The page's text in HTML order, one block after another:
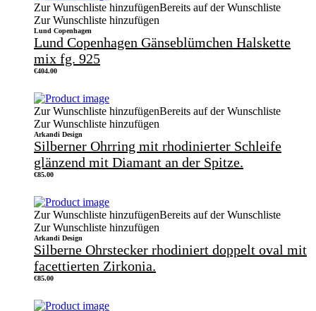
Zur Wunschliste hinzufügenBereits auf der Wunschliste
Zur Wunschliste hinzufügen
Lund Copenhagen
Lund Copenhagen Gänseblümchen Halskette
mix fg. 925
€404.00
Zur Wunschliste hinzufügenBereits auf der Wunschliste
Zur Wunschliste hinzufügen
Arkandi Design
Silberner Ohrring mit rhodinierter Schleife
glänzend mit Diamant an der Spitze.
€85.00
Zur Wunschliste hinzufügenBereits auf der Wunschliste
Zur Wunschliste hinzufügen
Arkandi Design
Silberne Ohrstecker rhodiniert doppelt oval mit
facettierten Zirkonia.
€85.00